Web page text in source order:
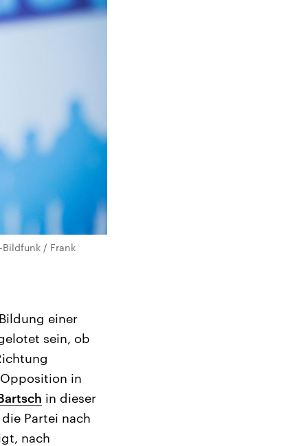
Bildfunk / Frank
einer
sein, ob
in
in dieser
Partei nach
nach